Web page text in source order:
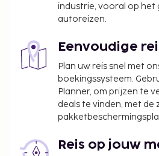
industrie, vooral op het
autoreizen.
Eenvoudige
Plan uw reis snel met
boekingssysteem.
Planner, om prijzen te
deals te vinden, met de
Reis op jouw